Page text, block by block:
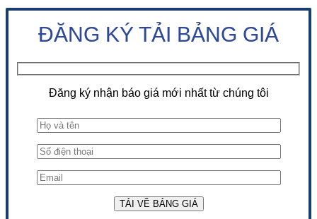
ĐĂNG KÝ TẢI BẢNG GIÁ
Đăng ký nhận báo giá mới nhất từ chúng tôi